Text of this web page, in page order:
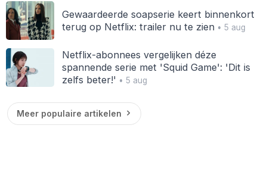
Gewaardeerde soapserie keert binnenkort
terug op Netflix: trailer nu te zien• 5 aug
Netflix-abonnees vergelijken déze
spannende serie met 'Squid Game': 'Dit is
zelfs beter!' • 5 aug
Meer populaire artikelen